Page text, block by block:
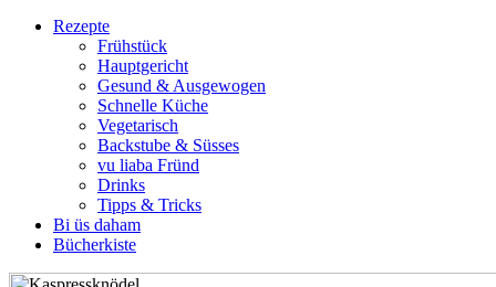
Rezepte
Frühstück
Hauptgericht
Gesund & Ausgewogen
Schnelle Küche
Vegetarisch
Backstube & Süsses
vu liaba Fründ
Drinks
Tipps & Tricks
Bi üs daham
Bücherkiste